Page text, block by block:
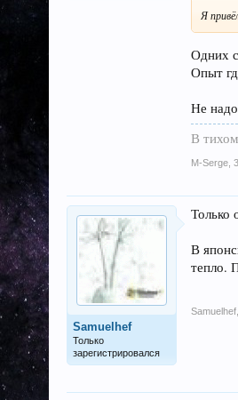
Я
Одних
Опыт
Не
В
M-Serge
Samuelhef
Только
зарегистрировался
Только
В
тепло.
Samuelhef